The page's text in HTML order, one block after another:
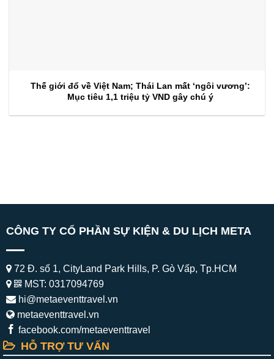
Thế giới đổ về Việt Nam; Thái Lan mất ‘ngôi vương’:
Mục tiêu 1,1 triệu tỷ VND gây chú ý
CÔNG TY CỔ PHẦN SỰ KIỆN & DU LỊCH META
72 Đ. số 1, CityLand Park Hills, P. Gò Vấp, Tp.HCM
MST: 0317094769
hi@metaeventtravel.vn
metaeventtravel.vn
facebook.com/metaeventtravel
HỖ TRỢ TƯ VẤN